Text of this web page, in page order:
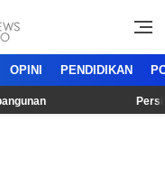
OPINI PENDIDIKAN
Persib